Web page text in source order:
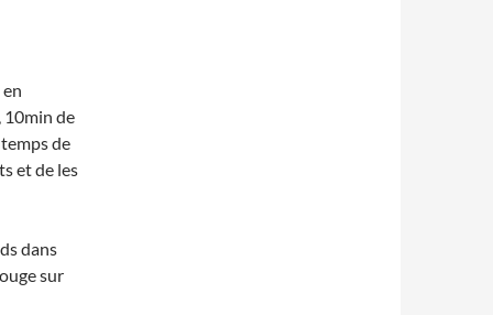
de
de
et de les
dans
sur